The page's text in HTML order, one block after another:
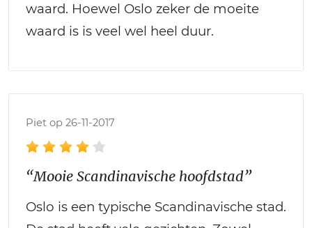
waard. Hoewel Oslo zeker de moeite
waard is is veel wel heel duur.
Piet op 26-11-2017
“Mooie Scandinavische hoofdstad”
Oslo is een typische Scandinavische stad.